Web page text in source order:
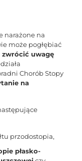
narażone na
może pogłębiać
zwrócić uwagę
Chorób Stopy
na
przodostopia,
płasko-